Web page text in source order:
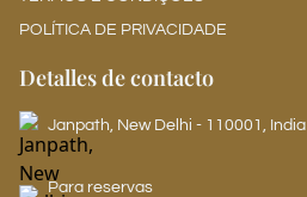
POLÍTICA DE PRIVACIDADE
Detalles de contacto
Janpath, New Delhi - 110001, India
Para reservas